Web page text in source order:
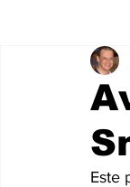
Negocios
Este